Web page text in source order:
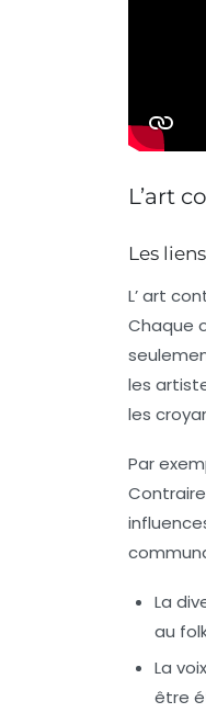
L’art
Les
L’art
Chaque
les
les
Par
La
au
La
être